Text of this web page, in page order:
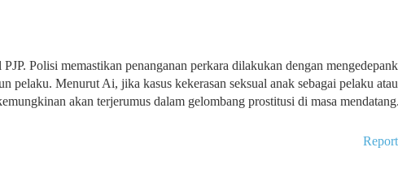
Polisi memastikan penanganan perkara dilakukan dengan
pelaku. Menurut Ai, jika kasus kekerasan seksual anak sebagai pelaku
akan terjerumus dalam gelombang prostitusi di masa